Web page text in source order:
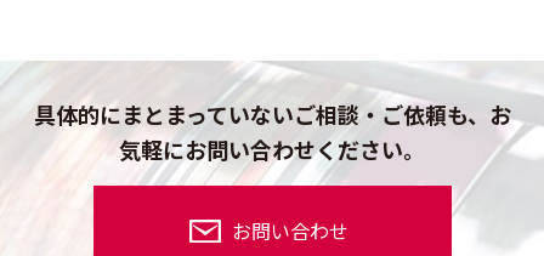
具体的にまとまっていないご相談・ご依頼も、 お
気軽にお問い合わせください。
お問い合わせ